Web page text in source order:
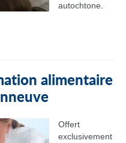
autochtone.
alimentaire
Offert
exclusivement